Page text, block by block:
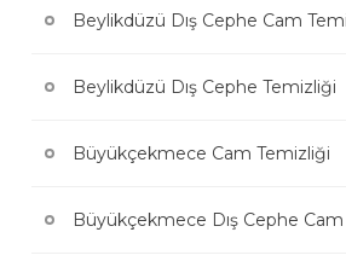
Beylikdüzü Dış Cephe Cam
Beylikdüzü Dış Cephe Temizliği
Büyükçekmece Cam Temizliği
Büyükçekmece Dış Cephe